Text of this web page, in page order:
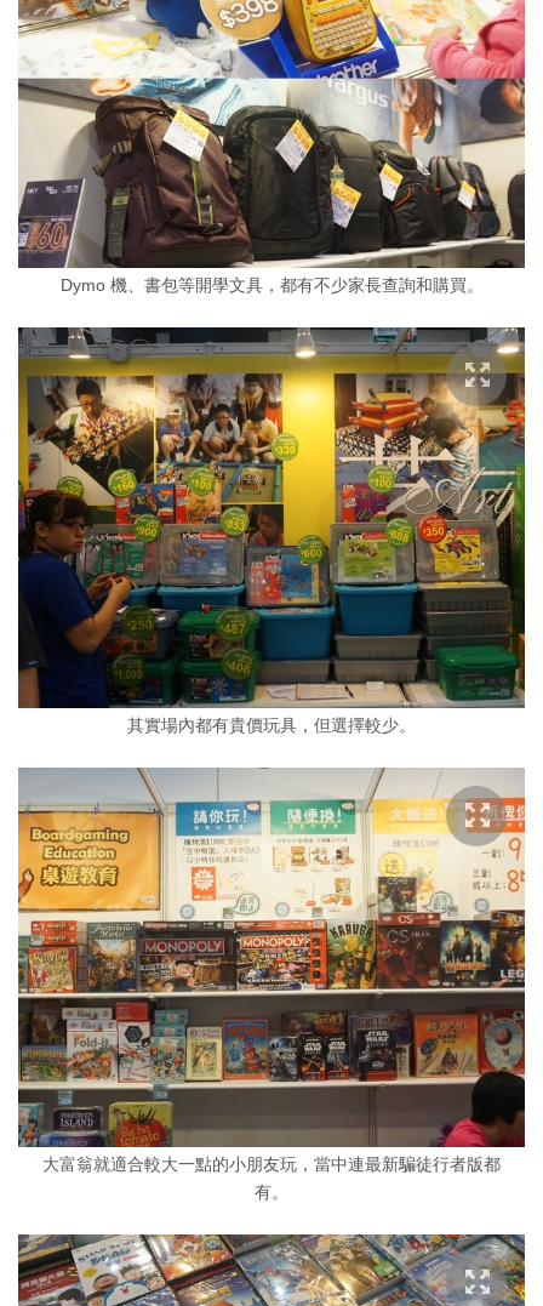
Dymo 機、書包等開學文具，都有不少家長查詢和購買。
其實場內都有貴價玩具，但選擇較少。
大富翁就適合較大一點的小朋友玩，當中連最新騙徒行者版都
有。